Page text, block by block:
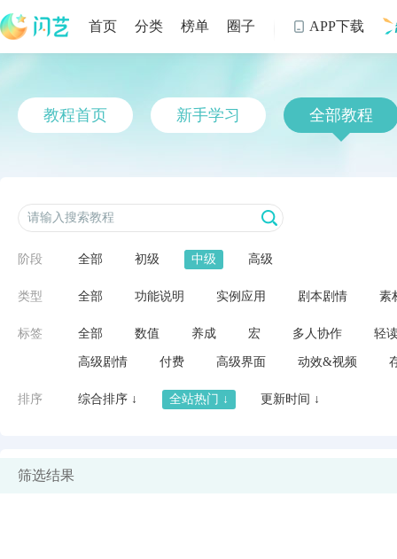
首页 分类 榜单 圈子  APP下载
教程首页 新手学习 全部教程
阶段 全部 初级 中级 高级
类型 全部 功能说明 实例应用 剧本剧情 素
标签 全部 数值 养成 宏 多人协作 轻
高级剧情 付费 高级界面 动效&视频
排序 综合排序 ↓ 全站热门 ↓ 更新时间 ↓
筛选结果